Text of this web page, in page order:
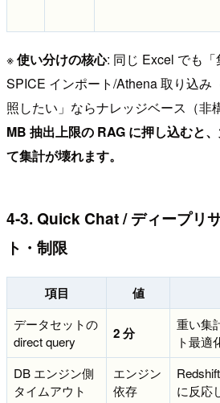
※使い分けの核心: 同じ Excel でも
SPICE インポート/Athena 取り込み
照したい」ならナレッジベース（非
MB 抽出上限の RAG に押し込むと
て集計が壊れます。
4-3. Quick Chat / ディープリ
ト・制限
項目 値
データセットの
direct query
2 分
重い集
ト最適
DB エンジン側
タイムアウト
エンジン
依存
に反応